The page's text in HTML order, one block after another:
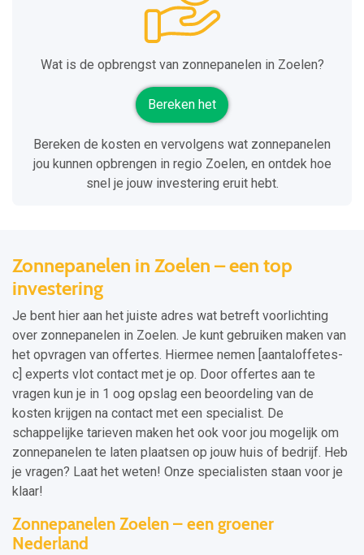
Wat is de opbrengst van zonnepanelen in Zoelen?
Bereken het
Bereken de kosten en vervolgens wat zonnepanelen
jou kunnen opbrengen in regio Zoelen, en ontdek hoe
snel je jouw investering eruit hebt.
Zonnepanelen in Zoelen – een top
investering
Je bent hier aan het juiste adres wat betreft voorlichting
over zonnepanelen in Zoelen. Je kunt gebruiken maken van
het opvragen van offertes. Hiermee nemen [aantaloffetes-
c] experts vlot contact met je op. Door offertes aan te
vragen kun je in 1 oog opslag een beoordeling van de
kosten krijgen na contact met een specialist. De
schappelijke tarieven maken het ook voor jou mogelijk om
zonnepanelen te laten plaatsen op jouw huis of bedrijf. Heb
je vragen? Laat het weten! Onze specialisten staan voor je
klaar!
Zonnepanelen Zoelen – een groener
Nederland